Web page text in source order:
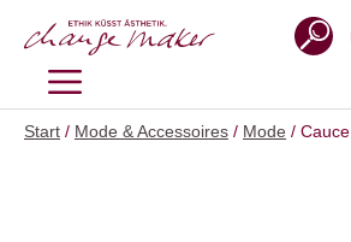
Inhalt
MENÜ
Start / Mode & Accessoires / Mode / Cauce